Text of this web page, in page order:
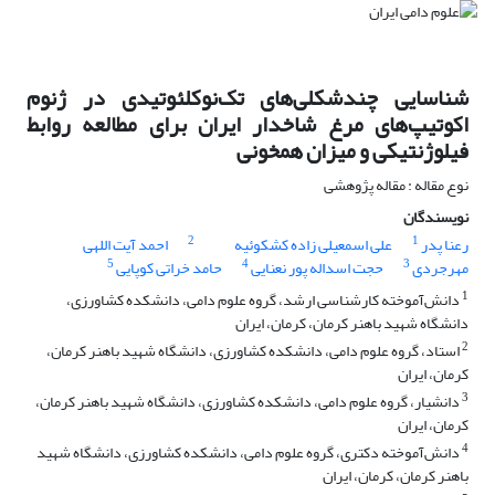
شناسایی چندشکلی‌های تک‌نوکلئوتیدی در ژنوم
اکوتیپ‌های مرغ شاخدار ایران برای مطالعه روابط
‏فیلوژنتیکی و میزان همخونی
نوع مقاله : مقاله پژوهشی
نویسندگان
رعنا پدر1 علی اسمعیلی زاده کشکوئیه 2 احمد آیت اللهی
مهرجردی3 حجت اسداله پور نعنایی4 حامد خراتی کوپایی5
1 دانش‌آموخته کارشناسی ارشد، گروه علوم دامی، دانشکده کشاورزی،
دانشگاه شهید ‏باهنر کرمان، کرمان، ایران
2استاد، گروه علوم دامی، دانشکده کشاورزی، دانشگاه شهید باهنر کرمان،
کرمان، ایران
3دانشیار، گروه علوم دامی، دانشکده کشاورزی، دانشگاه شهید باهنر کرمان،
کرمان، ایران
4دانش‌آموخته دکتری، گروه علوم دامی، دانشکده کشاورزی، دانشگاه شهید
باهنر کرمان، کرمان، ایران